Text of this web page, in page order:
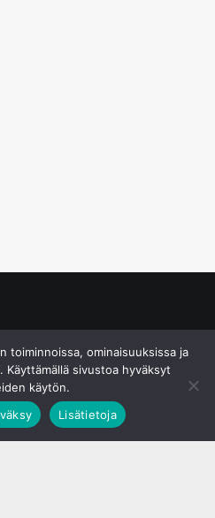
toiminnoissa, ominaisuuksissa ja
Käyttämällä sivustoa hyväksyt
käytön.
Lisätietoja